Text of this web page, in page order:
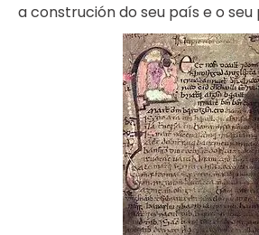
a construción do seu país e o